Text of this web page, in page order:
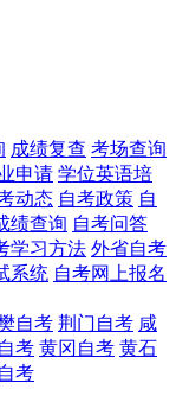
成绩复查 考场查询
申请 学位英语培
动态 自考政策 自
绩查询 自考问答
学习方法 外省自考
系统 自考网上报名
自考 荆门自考 咸
考 黄冈自考 黄石
考